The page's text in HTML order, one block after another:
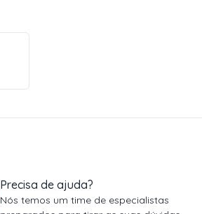
Precisa de ajuda?
Nós temos um time de especialistas